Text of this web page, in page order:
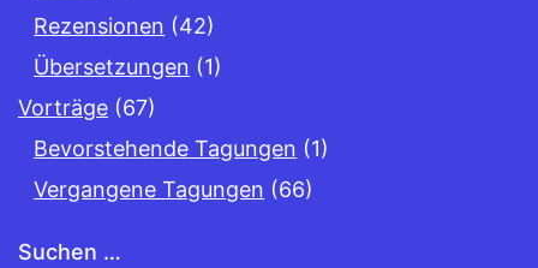
Rezensionen (42)
Übersetzungen (1)
Vorträge (67)
Bevorstehende Tagungen (1)
Vergangene Tagungen (66)
Suchen …